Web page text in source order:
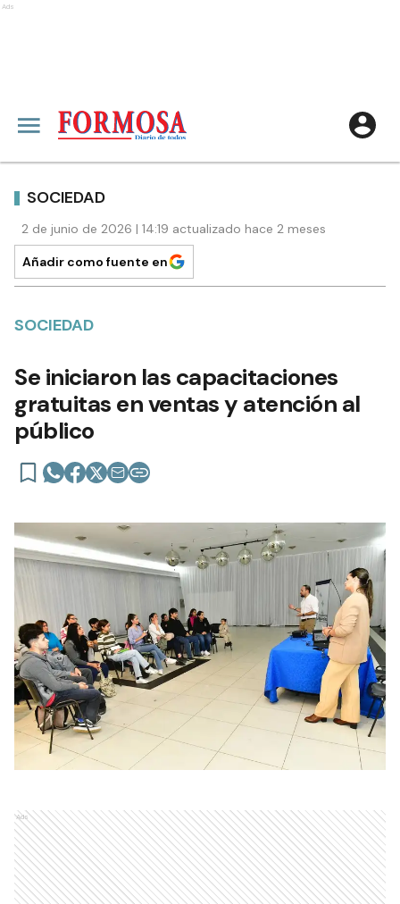
Ads
SOCIEDAD
2 de junio de 2026 | 14:19 actualizado hace 2 meses
Añadir como fuente en
SOCIEDAD
Se iniciaron las capacitaciones
gratuitas en ventas y atención al
público
Ads